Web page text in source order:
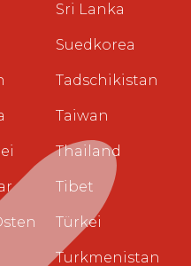
Sri Lanka
Suedkorea
Tadschikistan
Taiwan
Thailand
Tibet
Türkei
Turkmenistan